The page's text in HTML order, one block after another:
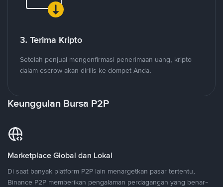
3. Terima Kripto
Setelah penjual mengonfirmasi penerimaan uang, kripto
dalam escrow akan dirilis ke dompet Anda.
Keunggulan Bursa P2P
Marketplace Global dan Lokal
Di saat banyak platform P2P lain menargetkan pasar tertentu,
Binance P2P memberikan pengalaman perdagangan yang benar-